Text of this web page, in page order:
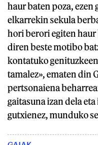
haur baten poza, ezen
elkarrekin sekula
hori berori egiten
diren beste motibo
kontatuko
tamalez», ematen din
pertsonaiena
gaitasuna izan dela
gutxienez, munduko